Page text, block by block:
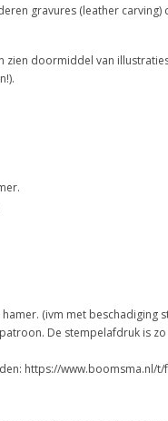
gravures (leather
doormiddel van
(ivm met beschadiging
De stempelafdruk is
https://www.boomsma.nl/